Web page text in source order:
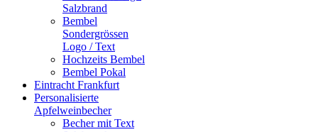
Salzbrand
Bembel
Sondergrössen
Logo / Text
Hochzeits Bembel
Bembel Pokal
Eintracht Frankfurt
Personalisierte
Apfelweinbecher
Becher mit Text